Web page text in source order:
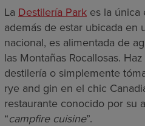
La Destilería Park es la única
además de estar ubicada en
nacional, es alimentada de
las Montañas Rocallosas.
destilería o simplemente
rye and gin en el chic
restaurante conocido por su
“campfire cuisine”.